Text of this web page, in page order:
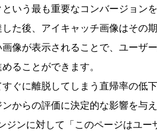
いう最も重要なコンバージョンを
た後、アイキャッチ画像はその
像が表示されることで、ユーザ
ることができます。
ぐに離脱してしまう直帰率の低下
からの評価に決定的な影響を与え
ンに対して「このページはユー